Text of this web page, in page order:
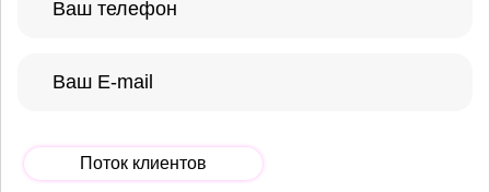
Поток клиентов